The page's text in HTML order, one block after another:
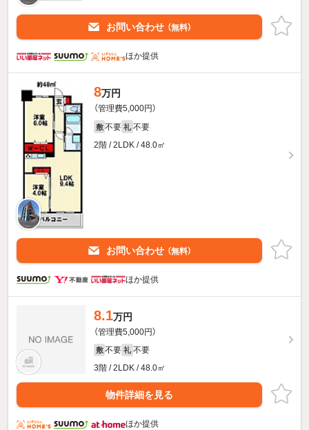
お問い合わせ （無料）
ほか提供
8万円
（管理費5,000円）
敷 不要 礼 不要
2階 / 2LDK / 48.0㎡
お問い合わせ （無料）
ほか提供
8.1万円
（管理費5,000円）
敷 不要 礼 不要
3階 / 2LDK / 48.0㎡
物件詳細を見る
ほか提供